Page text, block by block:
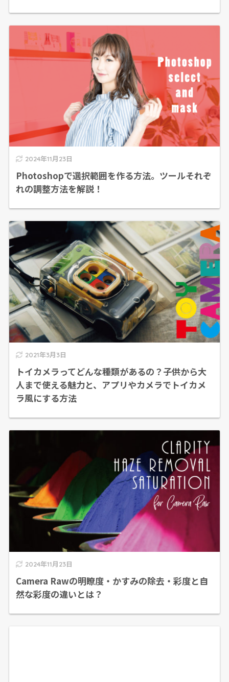
2024年11月23日
Photoshopで選択範囲を作る方法。ツールそれぞ
れの調整方法を解説！
2021年3月3日
トイカメラってどんな種類があるの？子供から大
人まで使える魅力と、アプリやカメラでトイカメ
ラ風にする方法
2024年11月23日
Camera Rawの明瞭度・かすみの除去・彩度と自
然な彩度の違いとは？